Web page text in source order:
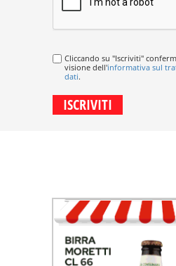
Cliccando su "Iscriviti"
visione dell'informativa sul
dati.